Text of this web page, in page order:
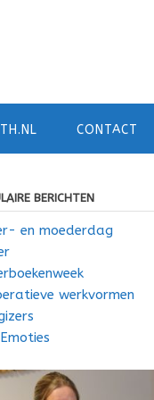
CONTACT
BERICHTEN
en moederdag
werkvormen